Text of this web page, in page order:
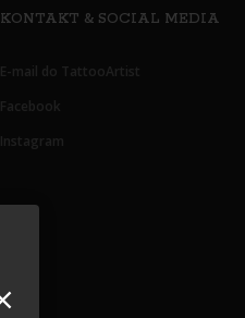
KONTAKT & SOCIAL MEDIA
E-mail do TattooArtist
Facebook
Instagram